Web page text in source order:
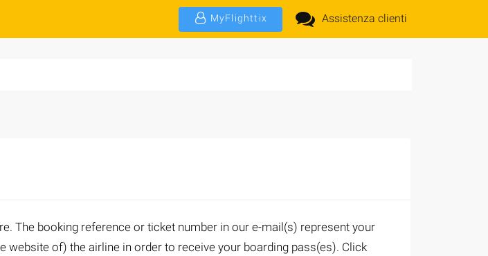
MyFlighttix Assistenza clienti
The booking reference or ticket number in our e-mail(s) represent your
of) the airline in order to receive your boarding pass(es). Click